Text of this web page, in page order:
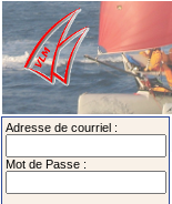
Adresse de courriel :
Mot de Passe :